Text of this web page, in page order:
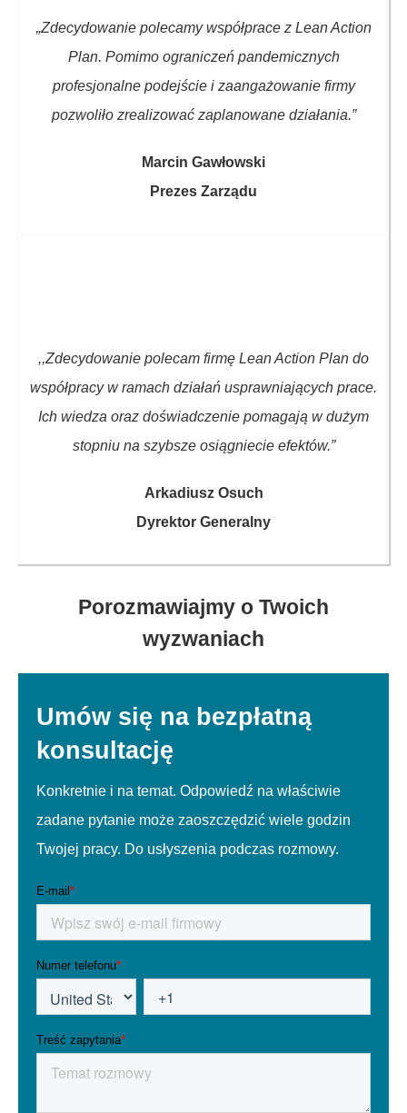
„Zdecydowanie polecamy współprace z Lean Action
Plan. Pomimo ograniczeń pandemicznych
profesjonalne podejście i zaangażowanie firmy
pozwoliło zrealizować zaplanowane działania.”
Marcin Gawłowski
Prezes Zarządu
,,Zdecydowanie polecam firmę Lean Action Plan do
współpracy w ramach działań usprawniających prace.
Ich wiedza oraz doświadczenie pomagają w dużym
stopniu na szybsze osiągniecie efektów.”
Arkadiusz Osuch
Dyrektor Generalny
Porozmawiajmy o Twoich
wyzwaniach
Umów się na bezpłatną
konsultację
Konkretnie i na temat. Odpowiedź na właściwie
zadane pytanie może zaoszczędzić wiele godzin
Twojej pracy. Do usłyszenia podczas rozmowy.